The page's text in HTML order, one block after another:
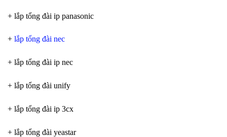
+ lắp tổng đài ip panasonic
+ lắp tổng đài nec
+ lắp tổng đài ip nec
+ lắp tổng đài unify
+ lắp tổng đài ip 3cx
+ lắp tổng đài yeastar